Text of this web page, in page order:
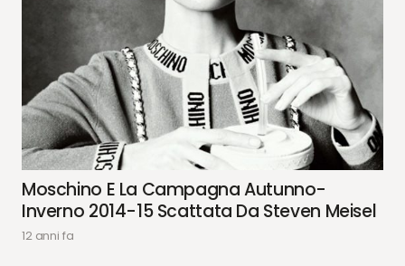
Moschino E La Campagna Autunno-
Inverno 2014-15 Scattata Da Steven Meisel
12 anni fa